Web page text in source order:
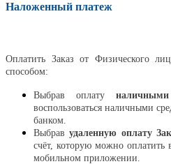
Наложенный платеж
Оплатить Заказ от Физического
способом:
Выбрав оплату
воспользоваться наличными
банком.
Выбравудаленную оплату
счёт, которую можно
мобильном приложении.